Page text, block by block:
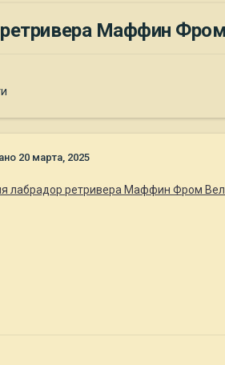
Маффин
20 марта, 2025
лабрадор ретривера Маффин Фром